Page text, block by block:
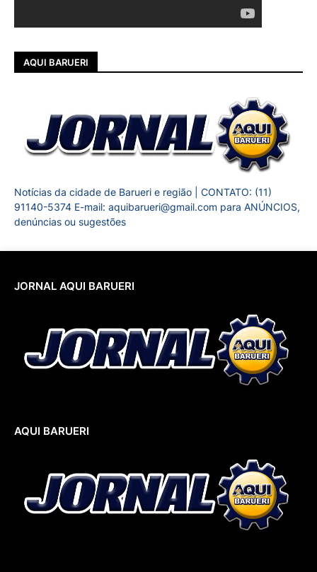
AQUI BARUERI
Notícias da cidade de Barueri e região | CONTATO: (11)
91140-5374 E-mail: aquibarueri@gmail.com para ANÚNCIOS,
denúncias ou sugestões
JORNAL AQUI BARUERI
AQUI BARUERI